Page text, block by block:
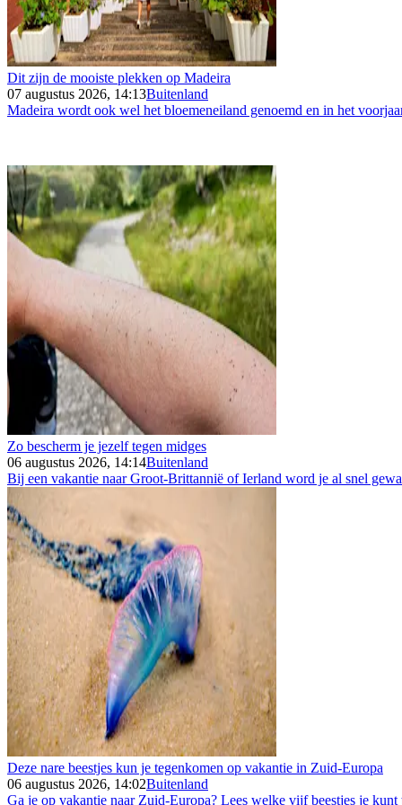
Dit zijn de mooiste plekken op Madeira
07 augustus 2026, 14:13Buitenland
Madeira wordt ook wel het bloemeneiland genoemd en in het
Zo bescherm je jezelf tegen midges
06 augustus 2026, 14:14Buitenland
Bij een vakantie naar Groot-Brittannië of Ierland word je al snel
Deze nare beestjes kun je tegenkomen op vakantie in Zuid-Europa
06 augustus 2026, 14:02Buitenland
Ga je op vakantie naar Zuid-Europa? Lees welke vijf beestjes je kunt